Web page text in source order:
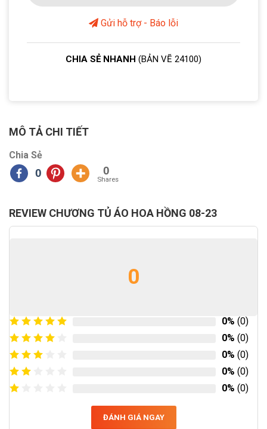
Gửi hỗ trợ - Báo lỗi
CHIA SẺ NHANH (BẢN VẼ 24100)
MÔ TẢ CHI TIẾT
Chia Sẻ
0 0
Shares
REVIEW CHƯƠNG TỦ ÁO HOA HỒNG 08-23
0
0% (0)
0% (0)
0% (0)
0% (0)
0% (0)
ĐÁNH GIÁ NGAY